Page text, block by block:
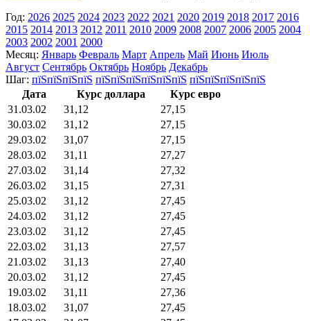
Год: 2026 2025 2024 2023 2022 2021 2020 2019 2018 2017 2016
2015 2014 2013 2012 2011 2010 2009 2008 2007 2006 2005 2004
2003 2002 2001 2000
Месяц: Январь Февраль Март Апрель Май Июнь Июль
Август Сентябрь Октябрь Ноябрь Декабрь
Шаг: пїЅпїЅпїЅпїЅ пїЅпїЅпїЅпїЅпїЅпїЅ пїЅпїЅпїЅпїЅпїЅ
Дата
Курс доллара
Курс евро
31.03.02
31,12
27,15
30.03.02
31,12
27,15
29.03.02
31,07
27,15
28.03.02
31,11
27,27
27.03.02
31,14
27,32
26.03.02
31,15
27,31
25.03.02
31,12
27,45
24.03.02
31,12
27,45
23.03.02
31,12
27,45
22.03.02
31,13
27,57
21.03.02
31,13
27,40
20.03.02
31,12
27,45
19.03.02
31,11
27,36
18.03.02
31,07
27,45